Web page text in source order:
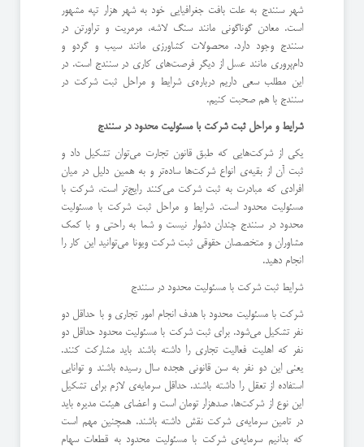
شهر سنندج به علت بافت جغرافیایی خود به شهر هزار تپه مشهور
است. معادن گوناگونی مانند سنگ لاشه، مرمریت و تراورتن در
سنندج وجود دارد. محصولات کشاورزی مانند سیب و گردو و
دام‌پروری مانند عسل از دیگر فرصت‌های کاری در سنندج است. در
این مطلب سعی داریم درباره‌ی شرایط و مراحل ثبت شرکت در
سنندج با هم صحبت کنیم.
شرایط و مراحل ثبت شرکت با مسئولیت محدود در سنندج
یکی از شرکت‌هایی که طبق قانون تجارت می‌توان تشکیل داد و
ثبت آن از بقیه‌ی انواع شرکت‌ها ساده‌تر و به همین دلیل در میان
افرادی که مبادرت به ثبت شرکت می‌کنند رایج‌تر است، شرکت با
مسئولیت محدود است. شرایط و مراحل ثبت شرکت با مسئولیت
محدود در سنندج چندان دشوار نیست و شما به راحتی و با کمک
مشاوران و متخصصان حقوقی ثبت شرکت ویونا می‌توانید این کار را
انجام دهید.
شرایط ثبت شرکت با مسئولیت محدود در سنندج
شرکت با مسئولیت محدود با هدف انجام امور تجاری و با حداقل دو
نفر تشکیل می‌شود. برای ثبت شرکت با مسئولیت محدود حداقل دو
نفر که اهلیت فعالیت تجاری را داشته باشند باید مشارکت کنند.
یعنی این دو نفر به سن قانونی هجده سال رسیده باشند و توانایی
استفاده از تعقل را داشته باشند. حداقل سرمایه‌ی لازم برای تشکیل
این نوع از شرکت‌ها، صدهزار تومان است و اعضای هیئت مدیره باید
در تامین سرمایه‌ی شرکت نقش داشته باشند. همچنین مهم است
که بدانیم سرمایه‌ی شرکت با مسئولیت محدود به قطعات سهام